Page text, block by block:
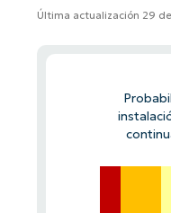
Última actualización 29